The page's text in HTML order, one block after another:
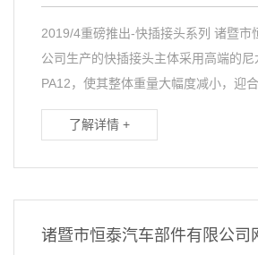
2019/4重磅推出-快插接头系列 诸暨市
公司生产的快插接头主体采用高端的尼
PA12，使其整体重量大幅度减小，迎合
了解详情 +
诸暨市恒泰汽车部件有限公司